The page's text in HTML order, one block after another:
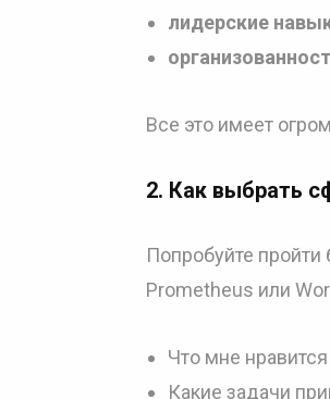
лидерские
Все это имеет
2. Как выбрать
Попробуйте
Prometheus или
Что мне
Какие задачи